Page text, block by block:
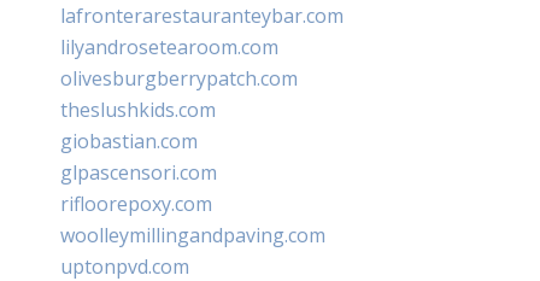
lafronterarestauranteybar.com
lilyandrosetearoom.com
olivesburgberrypatch.com
theslushkids.com
giobastian.com
glpascensori.com
rifloorepoxy.com
woolleymillingandpaving.com
uptonpvd.com